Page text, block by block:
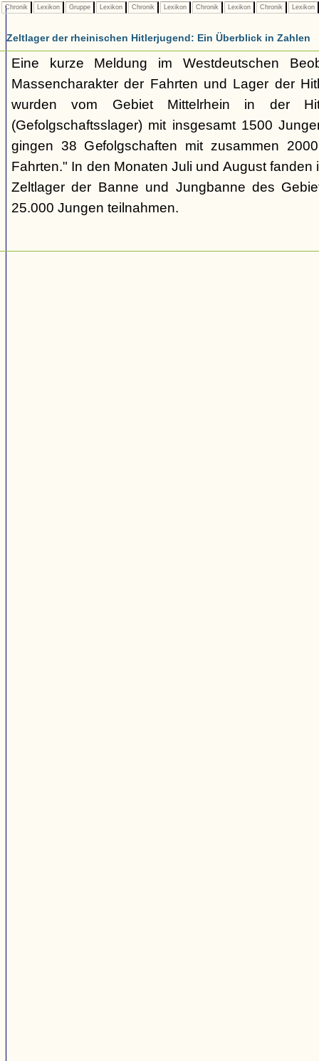
Chronik Lexikon Gruppe Lexikon Chronik Lexikon Chronik Lexikon Chronik Lexikon
Zeltlager der rheinischen Hitlerjugend: Ein Überblick in Zahlen
Eine kurze Meldung im Westdeutschen
Massencharakter der Fahrten und Lager der
wurden vom Gebiet Mittelrhein in der
(Gefolgschaftsslager) mit insgesamt 1500
gingen 38 Gefolgschaften mit zusammen
Fahrten." In den Monaten Juli und August fanden
Zeltlager der Banne und Jungbanne des
25.000 Jungen teilnahmen.